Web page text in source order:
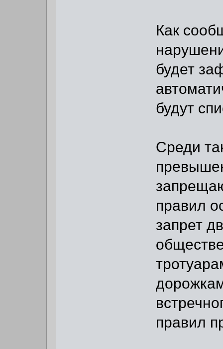
Как
будет
будут
Среди
правил
запрет
правил